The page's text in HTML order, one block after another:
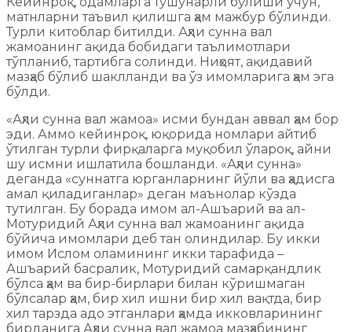
матнларни таъвил қилишга ҳам мажбур бўлинди.
Турли китоблар битилди. Аҳли сунна вал
жамоанинг ақида бобидаги таълимотлари
тўпланиб, тартибга солинди. Ниҳоят, ақидавий
мазҳаб бўлиб шаклланди ва ўз имомларига ҳам эга
бўлди.
«Аҳли сунна вал жамоа» исми бундан аввал ҳам бор
эди. Аммо кейинроқ, юқорида номлари айтиб
ўтилган турли фирқаларга муқобил ўлароқ, айни
шу исмни ишлатила бошланди. «Аҳли сунна»
деганда «суннатга юрганларнинг йўли ва ҳадисга
амал қиладиганлар» деган маънолар кўзда
тутилган. Бу борада имом ал-Ашъарий ва ал-
Мотуридий Аҳли сунна вал жамоанинг ақида
бўйича имомлари деб тан олиндилар. Бу икки
имом Ислом оламининг икки тарафида –
Ашъарий басралик, Мотуридий самарқандлик
бўлса ҳам ва бир-бирлари билан кўришмаган
бўлсалар ҳам, бир хил ишни бир хил вақтда, бир
хил тарзда адо этганлари ҳамда икковларининг
бирданига Аҳли сунна вал жамоа мазҳабининг